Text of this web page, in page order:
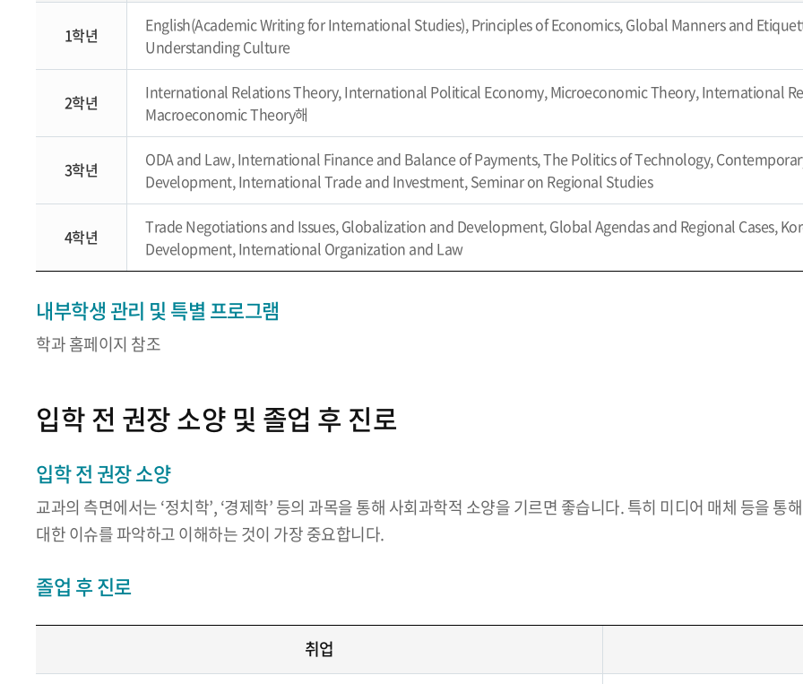
1학년
English(Academic Writing for International Studies), Principles of Economics, Global Manners and
Understanding Culture
2학년
International Relations Theory, International Political Economy, Microeconomic Theory, International
Macroeconomic Theory해
3학년
ODA and Law, International Finance and Balance of Payments, The Politics of Technology,
Development, International Trade and Investment, Seminar on Regional Studies
4학년
Trade Negotiations and Issues, Globalization and Development, Global Agendas and Regional Cases,
Development, International Organization and Law
내부학생 관리 및 특별 프로그램
학과 홈페이지 참조
입학 전 권장 소양 및 졸업 후 진로
입학 전 권장 소양
교과의 측면에서는 ‘정치학’, ‘경제학’ 등의 과목을 통해 사회과학적 소양을 기르면 좋습니다. 특히 미디어 매체 등을
대한 이슈를 파악하고 이해하는 것이 가장 중요합니다.
졸업 후 진로
취업